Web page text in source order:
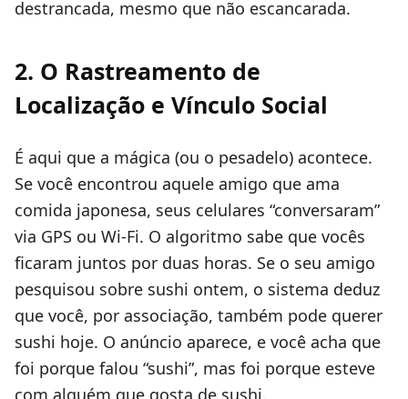
destrancada, mesmo que não escancarada.
2. O Rastreamento de
Localização e Vínculo Social
É aqui que a mágica (ou o pesadelo) acontece.
Se você encontrou aquele amigo que ama
comida japonesa, seus celulares “conversaram”
via GPS ou Wi-Fi. O algoritmo sabe que vocês
ficaram juntos por duas horas. Se o seu amigo
pesquisou sobre sushi ontem, o sistema deduz
que você, por associação, também pode querer
sushi hoje. O anúncio aparece, e você acha que
foi porque falou “sushi”, mas foi porque esteve
com alguém que gosta de sushi.